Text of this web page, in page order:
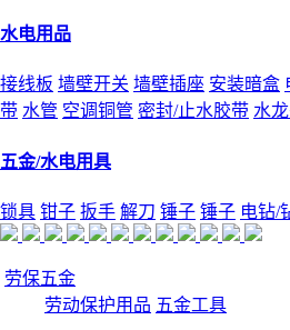
水电用品
接线板 墙壁开关 墙壁插座 安装暗盒
带 水管 空调铜管 密封/止水胶带 水
五金/水电用具
锁具 钳子 扳手 解刀 锤子 锤子 电钻/
劳保五金
劳动保护用品 五金工具